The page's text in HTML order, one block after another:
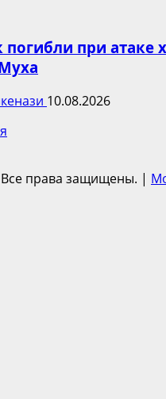
погибли при атаке
10.08.2026
права защищены. |